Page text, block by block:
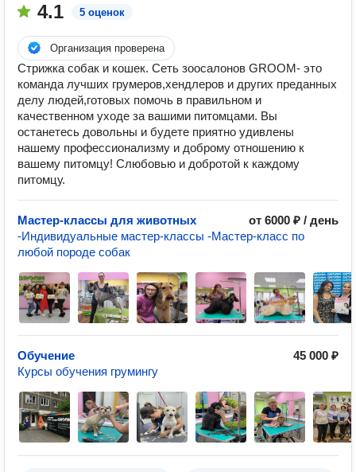
4.1 5 оценок
Организация проверена
Стрижка собак и кошек. Cеть зоосалонов GROOM- это
команда лучших грумеров,хендлеров и других преданных
делу людей,готовых помочь в правильном и
качественном уходе за вашими питомцами. Вы
останетесь довольны и будете приятно удивлены
нашему профессионализму и доброму отношению к
вашему питомцу! Слюбовью и добротой к каждому
питомцу.
Мастер-классы для животных
от 6000 ₽ / день
-Индивидуальные мастер-классы -Мастер-класс по
любой породе собак
Обучение
45 000 ₽
Курсы обучения грумингу